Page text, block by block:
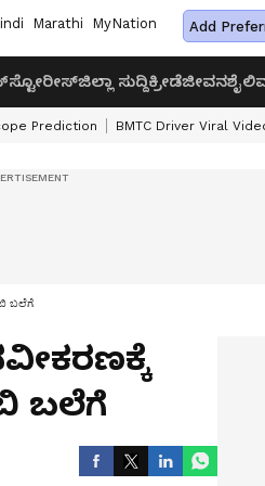
Marathi MyNation Add
ಜಿಲ್ಲಾ ಸುದ್ದಿಕ್ರೀಡೆಜೀವನಶೈಲಿ
Prediction BMTC Driver Viral
ಬಲೆಗೆ
ಬಲೆಗೆ